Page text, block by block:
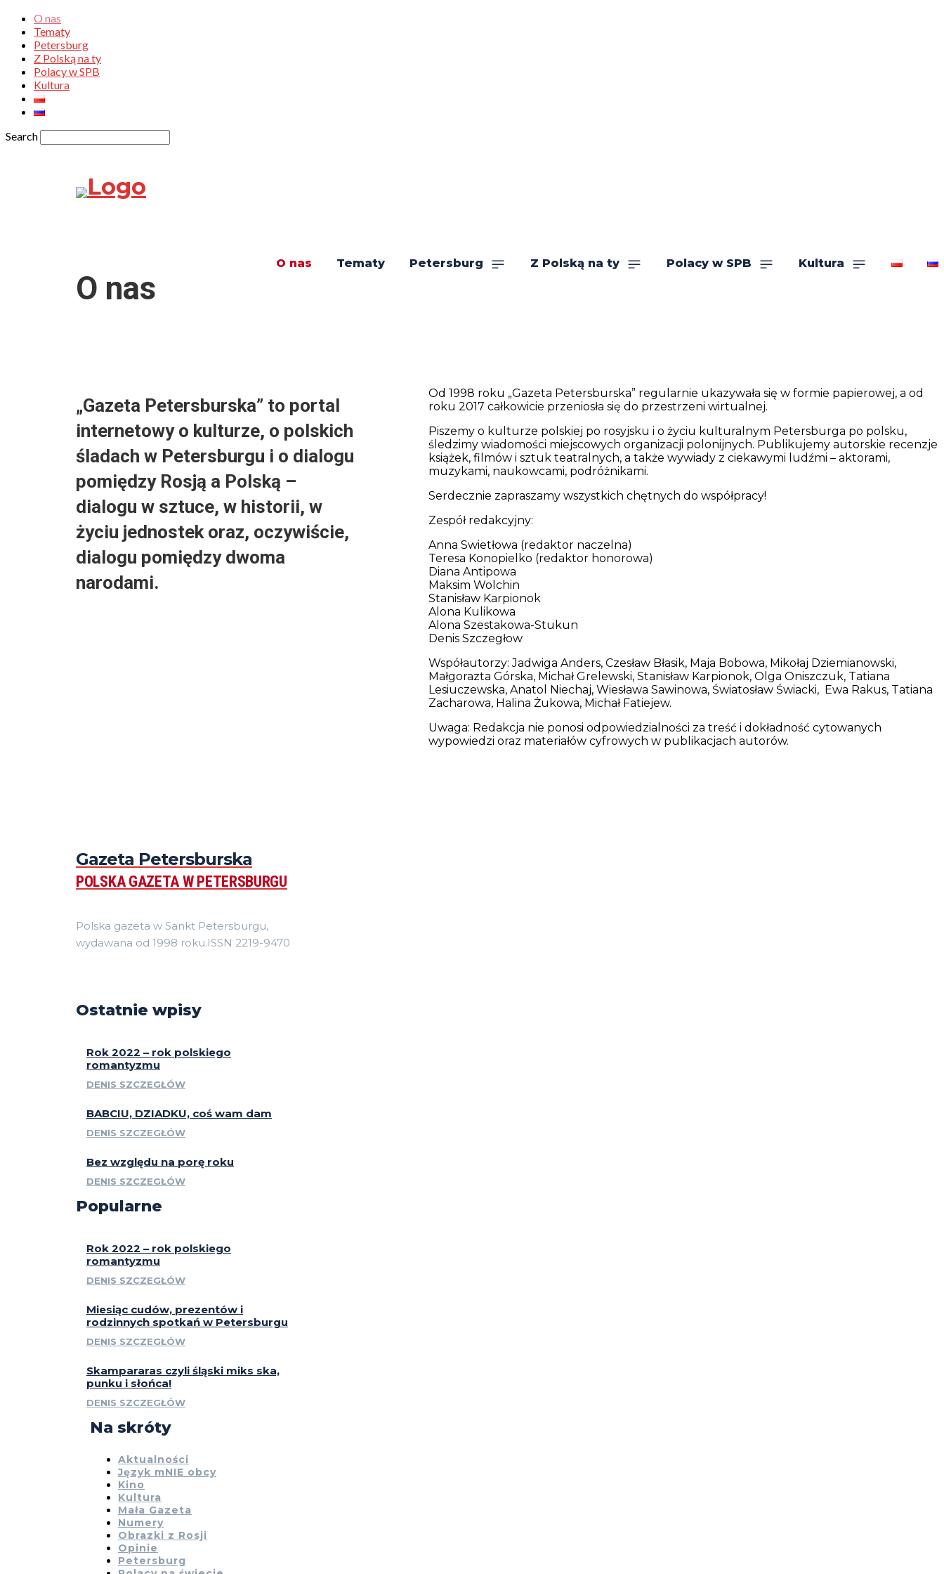
O nas
Tematy
Petersburg
Z Polską na ty
Polacy w SPB
Kultura
Search
O nas Tematy Petersburg Z Polską na ty Polacy w SPB Kultura
O nas
„Gazeta Petersburska” to portal
internetowy o kulturze, o polskich
śladach w Petersburgu i o dialogu
pomiędzy Rosją a Polską –
dialogu w sztuce, w historii, w
życiu jednostek oraz, oczywiście,
dialogu pomiędzy dwoma
narodami.
Od 1998 roku „Gazeta Petersburska” regularnie ukazywała się w formie papierowej, a od
roku 2017 całkowicie przeniosła się do przestrzeni wirtualnej.
Piszemy o kulturze polskiej po rosyjsku i o życiu kulturalnym Petersburga po polsku,
śledzimy wiadomości miejscowych organizacji polonijnych. Publikujemy autorskie recenzje
książek, filmów i sztuk teatralnych, a także wywiady z ciekawymi ludźmi – aktorami,
muzykami, naukowcami, podróżnikami.
Serdecznie zapraszamy wszystkich chętnych do współpracy!
Zespół redakcyjny:
Anna Swietłowa (redaktor naczelna)
Teresa Konopielko (redaktor honorowa)
Diana Antipowa
Maksim Wolchin
Stanisław Karpionok
Alona Kulikowa
Alona Szestakowa-Stukun
Denis Szczegłow
Współautorzy: Jadwiga Anders, Czesław Błasik, Maja Bobowa, Mikołaj Dziemianowski,
Małgorazta Górska, Michał Grelewski, Stanisław Karpionok, Olga Oniszczuk, Tatiana
Lesiuczewska, Anatol Niechaj, Wiesława Sawinowa, Światosław Świacki, Ewa Rakus, Tatiana
Zacharowa, Halina Żukowa, Michał Fatiejew.
Uwaga: Redakcja nie ponosi odpowiedzialności za treść i dokładność cytowanych
wypowiedzi oraz materiałów cyfrowych w publikacjach autorów.
Gazeta Petersburska
POLSKA GAZETA W PETERSBURGU
Polska gazeta w Sankt Petersburgu,
wydawana od 1998 roku.ISSN 2219-9470
Ostatnie wpisy
Rok 2022 – rok polskiego
romantyzmu
DENIS SZCZEGŁÓW
BABCIU, DZIADKU, coś wam dam
DENIS SZCZEGŁÓW
Bez względu na porę roku
DENIS SZCZEGŁÓW
Popularne
Rok 2022 – rok polskiego
romantyzmu
DENIS SZCZEGŁÓW
Miesiąc cudów, prezentów i
rodzinnych spotkań w Petersburgu
DENIS SZCZEGŁÓW
Skampararas czyli śląski miks ska,
punku i słońca!
DENIS SZCZEGŁÓW
Na skróty
Aktualności
Język mNIE obcy
Kino
Kultura
Mała Gazeta
Numery
Obrazki z Rosji
Opinie
Petersburg